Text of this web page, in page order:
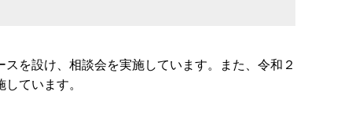
を設け、相談会を実施しています。また、令和２
ています。